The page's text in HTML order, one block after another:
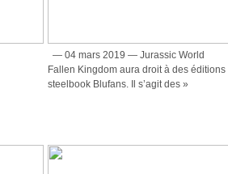
— 04 mars 2019 — Jurassic World
Fallen Kingdom aura droit à des éditions
steelbook Blufans. Il s’agit des »